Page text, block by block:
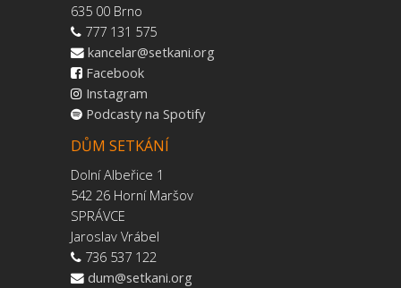
635 00 Brno
777 131 575
kancelar@setkani.org
Facebook
Instagram
Podcasty na Spotify
DŮM SETKÁNÍ
Dolní Albeřice 1
542 26 Horní Maršov
SPRÁVCE
Jaroslav Vrábel
736 537 122
dum@setkani.org